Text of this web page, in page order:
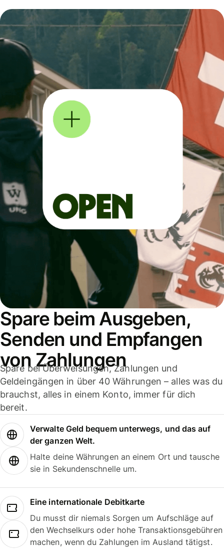
Spare beim Ausgeben,
Senden und Empfangen
von Zahlungen
Spare bei Überweisungen, Zahlungen und
Geldeingängen in über 40 Währungen – alles was du
brauchst, alles in einem Konto, immer für dich
bereit.
Verwalte Geld bequem unterwegs, und das auf
der ganzen Welt.
Halte deine Währungen an einem Ort und tausche
sie in Sekundenschnelle um.
Eine internationale Debitkarte
Du musst dir niemals Sorgen um Aufschläge auf
den Wechselkurs oder hohe Transaktionsgebühren
machen, wenn du Zahlungen im Ausland tätigst.